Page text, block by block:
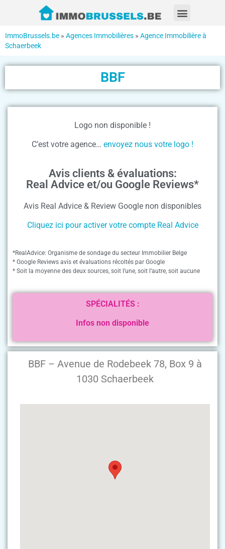
ImmoBrussels.be » Agences Immobilières » Agence Immobilière à
Schaerbeek
BBF
BBF – Avenue de Rodebeek 78, Box 9 à
1030 Schaerbeek
Logo non disponible !
C’est votre agence… envoyez nous votre logo !
Avis clients & évaluations:
Real Advice et/ou Google Reviews*
Avis Real Advice & Review Google non disponibles
Cliquez ici pour activer votre compte Real Advice
*RealAdvice: Organisme de sondage du secteur Immobilier Belge
* Google Reviews avis et évaluations récoltés par Google
* Soit la moyenne des deux sources, soit l’une, soit l’autre, soit aucune
SPÉCIALITÉS :
Infos non disponible